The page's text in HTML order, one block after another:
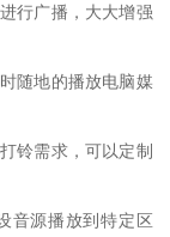
行广播，大大增强
随地的播放电脑媒
铃需求，可以定制
音源播放到特定区